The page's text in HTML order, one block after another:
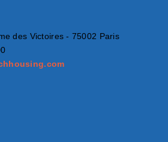
des Victoires - 75002 Paris